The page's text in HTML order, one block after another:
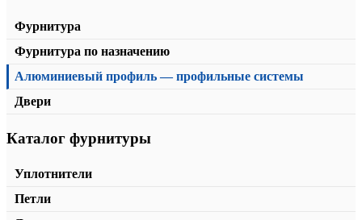
Стойка три грани
от2110,00₽/м2
Фурнитура
Фурнитура по назначению
Алюминиевый профиль — профильные системы
Двери
Каталог фурнитуры
Уплотнители
Петли